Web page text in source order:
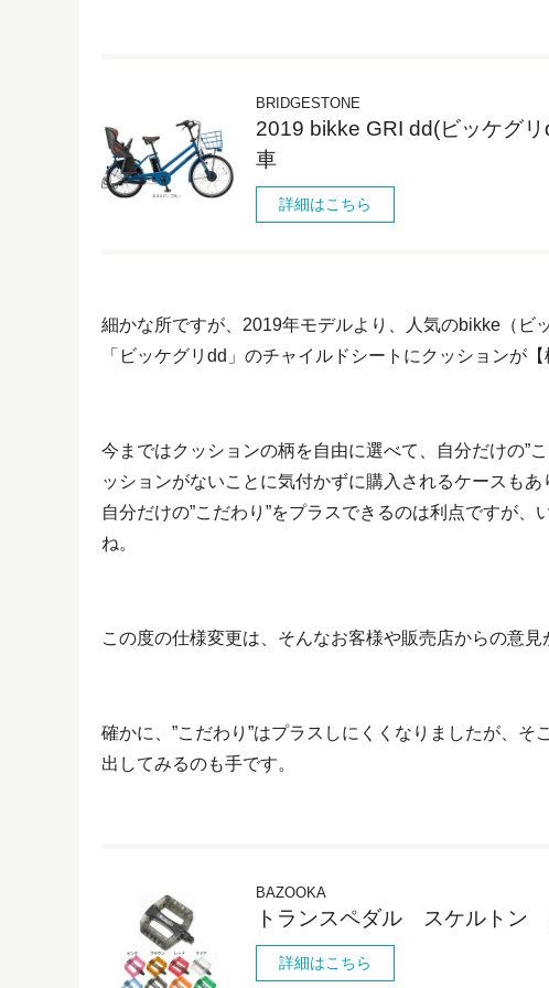
BRIDGESTONE
2019 bikke GRI dd(ビッケグ
車
詳細はこちら
細かな所ですが、2019年モデルより、人気のbikke（ビ
「ビッケグリdd」のチャイルドシートにクッションが【
今まではクッションの柄を自由に選べて、自分だけの”
ッションがないことに気付かずに購入されるケースもあ
自分だけの”こだわり”をプラスできるのは利点ですが
ね。
この度の仕様変更は、そんなお客様や販売店からの意見
確かに、”こだわり”はプラスしにくくなりましたが、
出してみるのも手です。
BAZOOKA
トランスペダル スケルトン
詳細はこちら